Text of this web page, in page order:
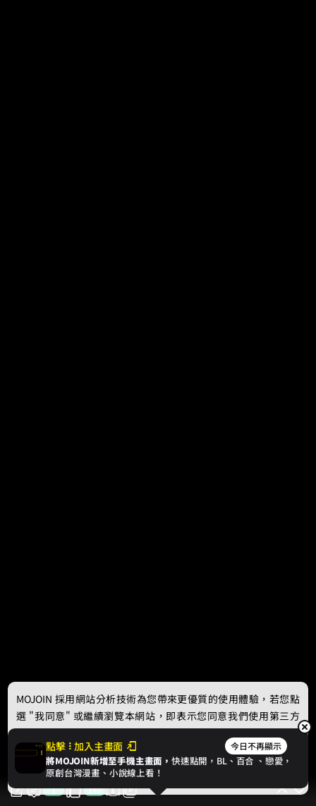
1 152
點擊 加入主畫面 今日不再顯示
將MOJOIN新增至手機主畫面，快速點開，BL、 百合 、戀愛，
原創台灣漫畫、小說線上看！
MOJOIN 採用網站分析技術為您帶來更優質的使用體驗，若您點
選 "我同意" 或繼續瀏覽本網站，即表示您同意我們使用第三方
Cookie，欲瞭解更多資訊請見隱私權政策。
我同意